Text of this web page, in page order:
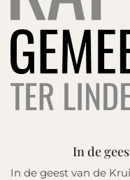
In de
In de geest van de